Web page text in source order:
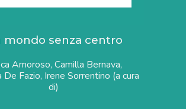
mondo senza centro
Amoroso, Camilla Bernava,
De Fazio, Irene Sorrentino (a cura
di)